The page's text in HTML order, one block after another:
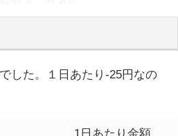
した。１日あたり-25円なの